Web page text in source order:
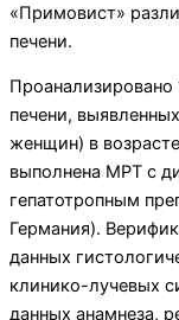
«Примовист»
печени.
печени,
женщин) в
выполнена МРТ с
гепатотропным
Германия).
данных
клинико-лучевых
данных анамне­за,